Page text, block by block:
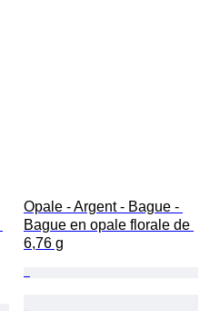
Opale - Argent - Bague -
Bague en opale florale de
6,76 g